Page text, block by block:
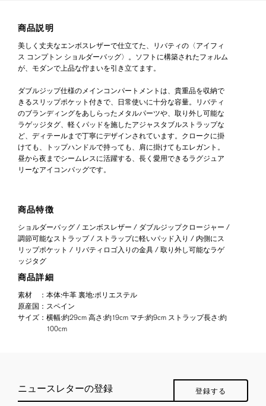
商品説明
美しく丈夫なエンボスレザーで仕立てた、リバティの〈アイフィ
ス コンプトン ショルダーバッグ〉。ソフトに構築されたフォルム
が、モダンで上品な佇まいを引き立てます。
ダブルジップ仕様のメインコンパートメントは、貴重品を収納で
きるスリップポケット付きで、日常使いに十分な容量。リバティ
のブランディングをあしらったメタルパーツや、取り外し可能な
ラゲッジタグ、軽くパッドを施したアジャスタブルストラップな
ど、ディテールまで丁寧にデザインされています。クロークに掛
けても、トップハンドルで持っても、肩に掛けてもエレガント。
昼から夜までシームレスに活躍する、長く愛用できるラグジュア
リーなアイコンバッグです。
商品特徴
ショルダーバッグ / エンボスレザー / ダブルジップクロージャー /
調節可能なストラップ / ストラップに軽いパッド入り / 内側にス
リップポケット / リバティロゴ入りの金具 / 取り外し可能なラゲ
ッジタグ
商品詳細
素材 ： 本体:牛革 裏地:ポリエステル
原産国 ： スペイン
サイズ ： 横幅:約29cm 高さ:約19cm マチ:約9cm ストラップ長さ:約
100cm
ニュースレターの登録 登録する